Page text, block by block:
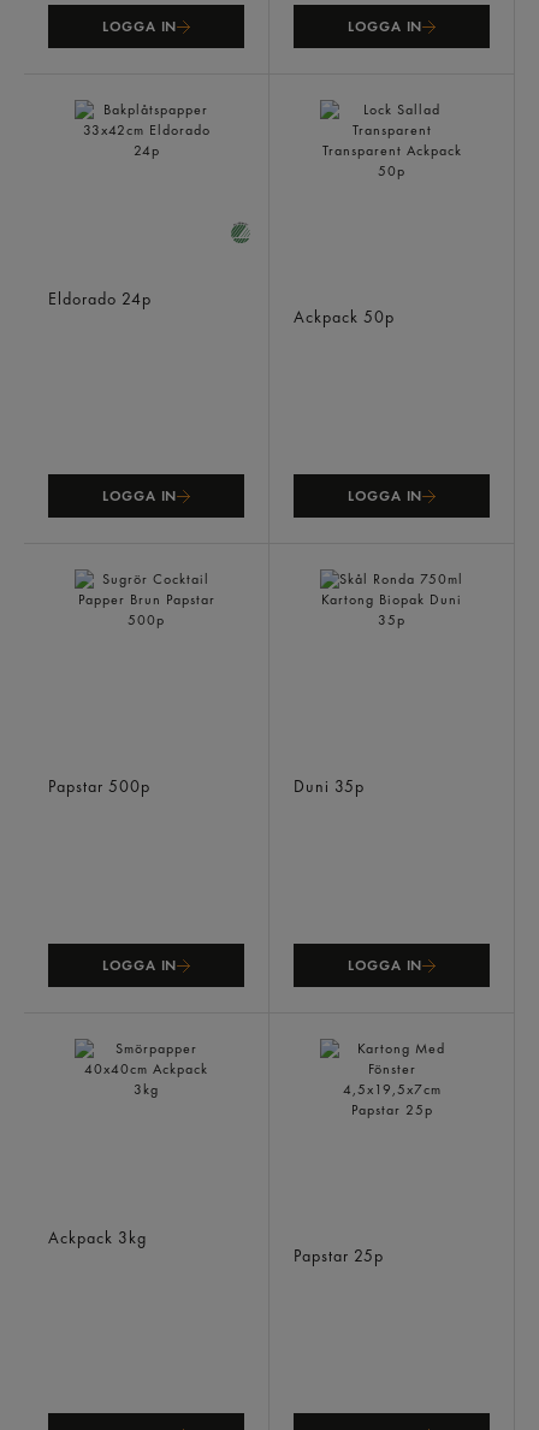
LOGGA IN LOGGA IN
Eldorado 24p
LOGGA IN
Ackpack 50p
LOGGA IN
Papstar 500p
LOGGA IN
Duni 35p
LOGGA IN
Ackpack 3kg
Papstar 25p